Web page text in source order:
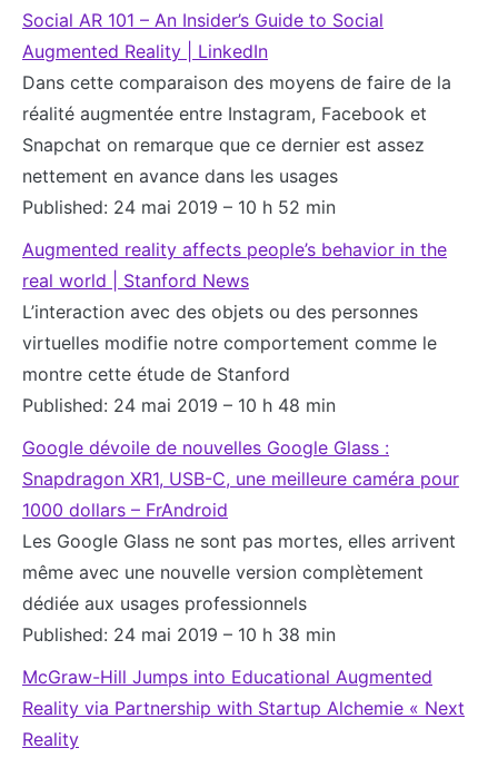
Social AR 101 – An Insider’s Guide to Social
Augmented Reality | LinkedIn
Dans cette comparaison des moyens de faire de la
réalité augmentée entre Instagram, Facebook et
Snapchat on remarque que ce dernier est assez
nettement en avance dans les usages
Published: 24 mai 2019 – 10 h 52 min
Augmented reality affects people’s behavior in the
real world | Stanford News
L’interaction avec des objets ou des personnes
virtuelles modifie notre comportement comme le
montre cette étude de Stanford
Published: 24 mai 2019 – 10 h 48 min
Google dévoile de nouvelles Google Glass :
Snapdragon XR1, USB-C, une meilleure caméra pour
1000 dollars – FrAndroid
Les Google Glass ne sont pas mortes, elles arrivent
même avec une nouvelle version complètement
dédiée aux usages professionnels
Published: 24 mai 2019 – 10 h 38 min
McGraw-Hill Jumps into Educational Augmented
Reality via Partnership with Startup Alchemie « Next
Reality